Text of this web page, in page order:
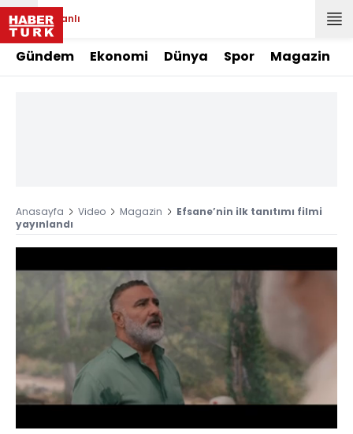
Canlı
Gündem Ekonomi Dünya Spor Magazin
Anasayfa Video Magazin
Efsane’nin ilk tanıtımı filmi
yayınlandı
Aç
Yüklendi
66.65%
Hızı